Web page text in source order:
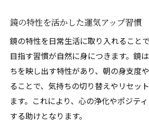
鏡の特性を活かした運気アップ習慣
鏡の特性を日常生活に取り入れること
目指す習慣が自然に身につきます。鏡
ちを映し出す特性があり、朝の身支度
ることで、気持ちの切り替えやリセッ
ます。これにより、心の浄化やポジテ
する助けとなります。